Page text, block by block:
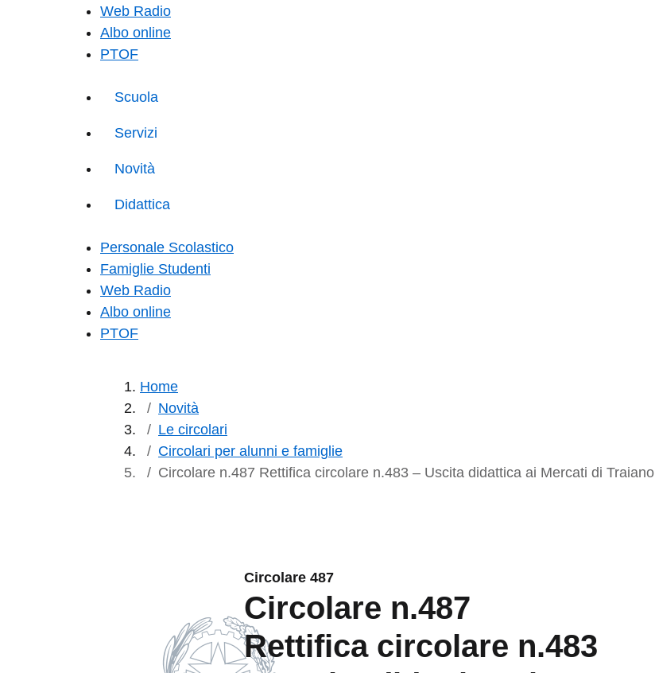
Web Radio
Albo online
PTOF
Scuola
Servizi
Novità
Didattica
Personale Scolastico
Famiglie Studenti
Web Radio
Albo online
PTOF
Home
Novità
Le circolari
Circolari per alunni e famiglie
Circolare n.487 Rettifica circolare n.483 – Uscita didattica ai Mercati di Traiano
Circolare 487
Circolare n.487
Rettifica circolare n.483